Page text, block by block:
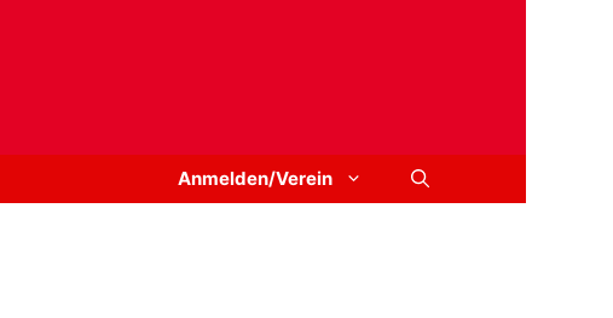
Anmelden/Verein